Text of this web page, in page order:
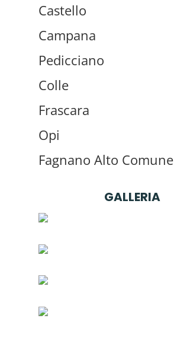
Castello
Campana
Pedicciano
Colle
Frascara
Opi
Fagnano Alto Comune
GALLERIA